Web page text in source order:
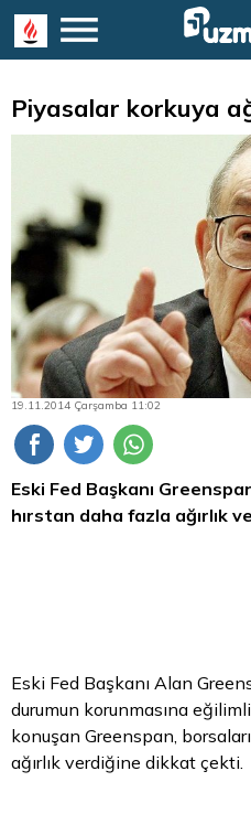
Piyasalar korkuya
19.11.2014 Çarşamba 11:02
Eski Fed Başkanı
hırstan daha fazla ağırlık
Eski Fed Başkanı Alan
durumun korunmasına
konuşan Greenspan,
ağırlık verdiğine dikkat çekti.